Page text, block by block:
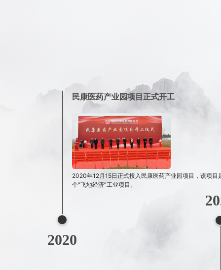
1921
起源
源于清朝末期川东鄂西久负盛名的“兴盛祥”药材号。